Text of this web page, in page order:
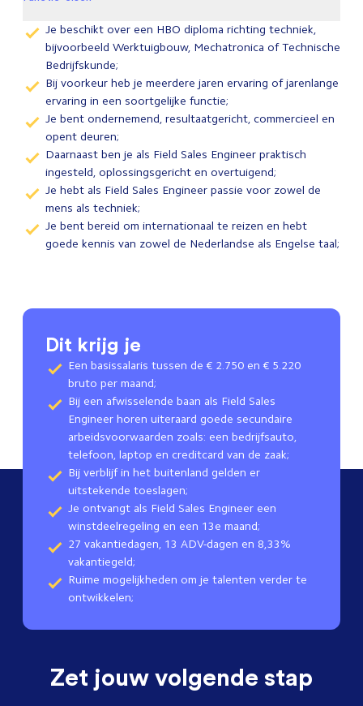
Je beschikt over een HBO diploma richting techniek,
bijvoorbeeld Werktuigbouw, Mechatronica of Technische
Bedrijfskunde;
Bij voorkeur heb je meerdere jaren ervaring of jarenlange
ervaring in een soortgelijke functie;
Je bent ondernemend, resultaatgericht, commercieel en
opent deuren;
Daarnaast ben je als Field Sales Engineer praktisch
ingesteld, oplossingsgericht en overtuigend;
Je hebt als Field Sales Engineer passie voor zowel de
mens als techniek;
Je bent bereid om internationaal te reizen en hebt
goede kennis van zowel de Nederlandse als Engelse taal;
Dit krijg je
Een basissalaris tussen de € 2.750 en € 5.220
bruto per maand;
Bij een afwisselende baan als Field Sales
Engineer horen uiteraard goede secundaire
arbeidsvoorwaarden zoals: een bedrijfsauto,
telefoon, laptop en creditcard van de zaak;
Bij verblijf in het buitenland gelden er
uitstekende toeslagen;
Je ontvangt als Field Sales Engineer een
winstdeelregeling en een 13e maand;
27 vakantiedagen, 13 ADV-dagen en 8,33%
vakantiegeld;
Ruime mogelijkheden om je talenten verder te
ontwikkelen;
Zet jouw volgende stap